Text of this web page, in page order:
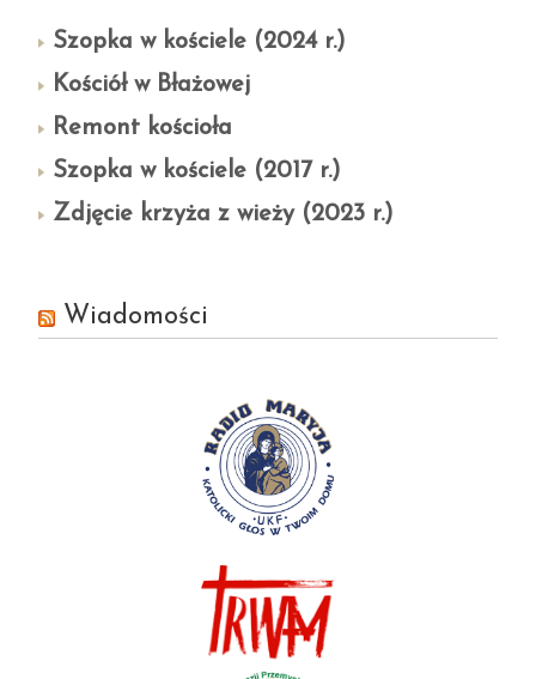
Szopka w kościele (2024 r.)
Kościół w Błażowej
Remont kościoła
Szopka w kościele (2017 r.)
Zdjęcie krzyża z wieży (2023 r.)
Wiadomości